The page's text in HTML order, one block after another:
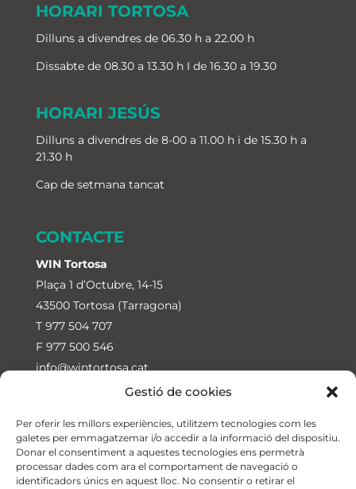
Gestió de cookies
Per oferir les millors experiències, utilitzem tecnologies com les
galetes per emmagatzemar i/o accedir a la informació del dispositiu.
Donar el consentiment a aquestes tecnologies ens permetrà
processar dades com ara el comportament de navegació o
identificadors únics en aquest lloc. No consentir o retirar el
HORARI TORTOSA
Dilluns a divendres de 06.30 h a 22.00 h
Dissabte de 08.30 a 13.30 h I de 16.30 a 19.30
HORARI JESÚS
Dilluns a divendres de 8-00 a 11.00 h i de 15.30 h a
21.30 h
Cap de setmana tancat
CONTACTE
WIN Tortosa
Plaça 1 d’Octubre, 14-15
43500 Tortosa (Tarragona)
T 977 504 707
F 977 500 546
info@wintortosa.cat
Ctra. de Jesús a Roquetes, 23
43590 Jesús-Tortosa (Tarragona)
T674 315 711